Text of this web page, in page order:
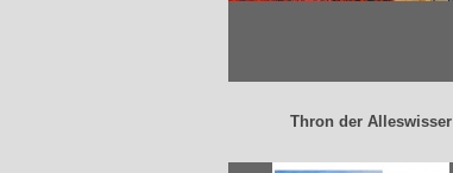
Thron der Alleswisser